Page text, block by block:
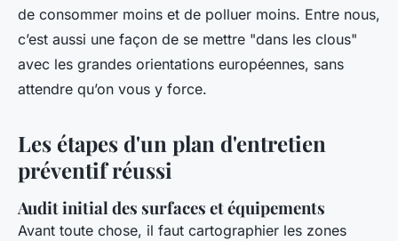
de consommer moins et de polluer moins. Entre nous,
c’est aussi une façon de se mettre "dans les clous"
avec les grandes orientations européennes, sans
attendre qu’on vous y force.
Les étapes d'un plan d'entretien
préventif réussi
Audit initial des surfaces et équipements
Avant toute chose, il faut cartographier les zones